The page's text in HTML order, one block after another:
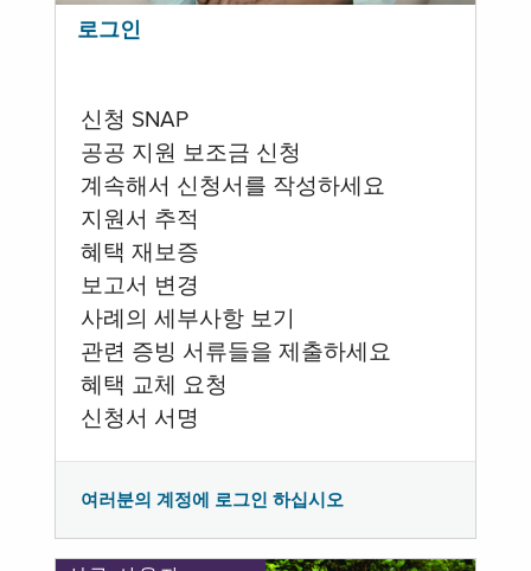
로그인
신청 SNAP
공공 지원 보조금 신청
계속해서 신청서를 작성하세요
지원서 추적
혜택 재보증
보고서 변경
사례의 세부사항 보기
관련 증빙 서류들을 제출하세요
혜택 교체 요청
신청서 서명
여러분의 계정에 로그인 하십시오